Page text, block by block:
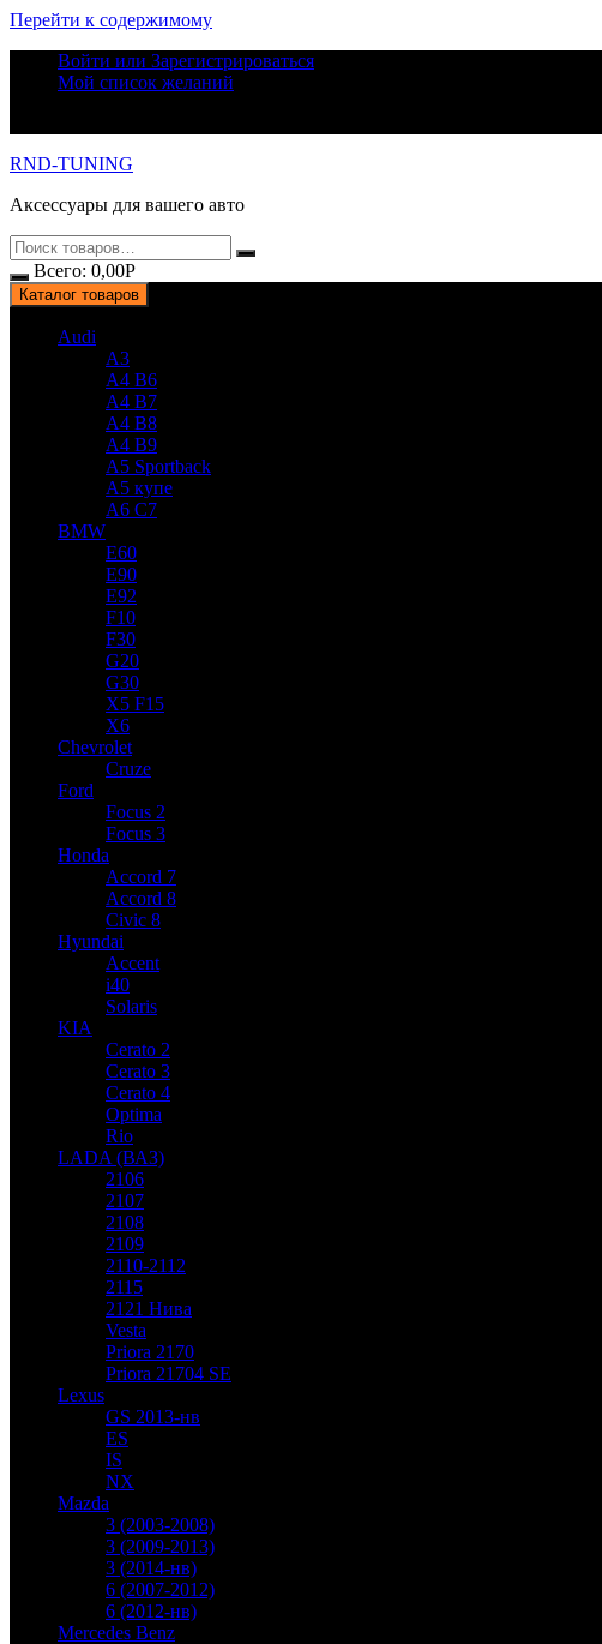
Перейти к содержимому
Войти или Зарегистрироваться
Мой список желаний
RND-TUNING
Аксессуары для вашего авто
Всего: 0,00Р
Каталог товаров
Audi
A3
A4 B6
A4 B7
A4 B8
A4 B9
A5 Sportback
A5 купе
A6 C7
BMW
E60
E90
E92
F10
F30
G20
G30
X5 F15
X6
Chevrolet
Cruze
Ford
Focus 2
Focus 3
Honda
Accord 7
Accord 8
Civic 8
Hyundai
Accent
i40
Solaris
KIA
Cerato 2
Cerato 3
Cerato 4
Optima
Rio
LADA (ВАЗ)
2106
2107
2108
2109
2110-2112
2115
2121 Нива
Vesta
Priora 2170
Priora 21704 SE
Lexus
GS 2013-нв
ES
IS
NX
Mazda
3 (2003-2008)
3 (2009-2013)
3 (2014-нв)
6 (2007-2012)
6 (2012-нв)
Mercedes Benz